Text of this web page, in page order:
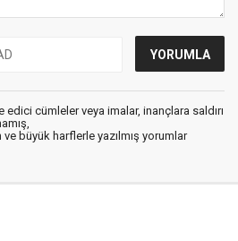
edici cümleler veya imalar, inançlara saldırı
büyük harflerle yazılmış yorumlar